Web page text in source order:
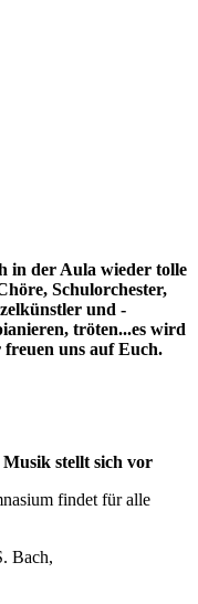
in der Aula wieder tolle
Schulorchester,
und -
tröten...es wird
uns auf Euch.
stellt sich vor
findet für alle
Bach,